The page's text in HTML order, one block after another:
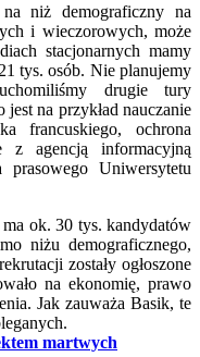
niż demograficzny na
i wieczorowych, może
stacjonarnych mamy
tys. osób. Nie planujemy
drugie tury
na przykład nauczanie
francuskiego, ochrona
agencją informacyjną
Uniwersytetu
ok. 30 tys. kandydatów
niżu demograficznego,
zostały ogłoszone
na ekonomię, prawo
Jak zauważa Basik, te
martwych